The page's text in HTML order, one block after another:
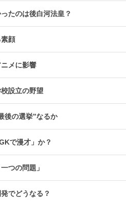
たのは後白河法皇？
顔
メに影響
設立の野望
後の選挙”なるか
で漫才」か？
つの問題」
でどうなる？